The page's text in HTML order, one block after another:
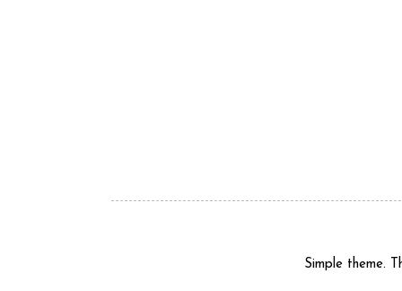
Simple theme.